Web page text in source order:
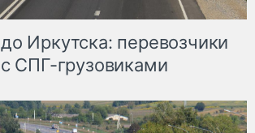
Иркутска: перевозчики
СПГ-грузовиками